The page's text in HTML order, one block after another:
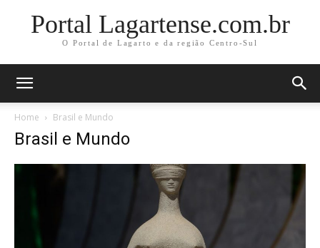
Portal Lagartense.com.br
O Portal de Lagarto e da região Centro-Sul
Home Brasil e Mundo
Brasil e Mundo